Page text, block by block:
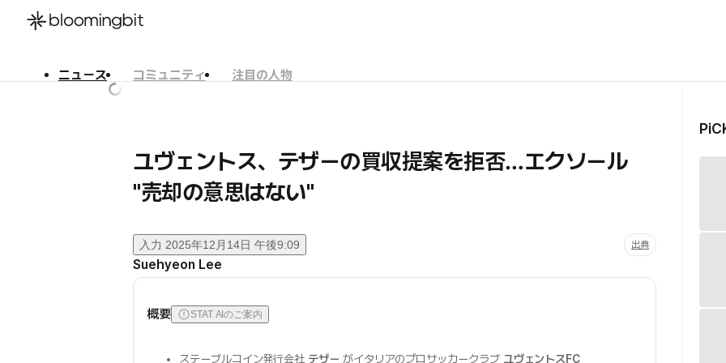
ニュース コミュニティ
注目の人物
ユヴェントス、テザーの買収提案を拒否…エクソール
"売却の意思はない"
入力 2025年12月14日 午後9:09 出典
Suehyeon Lee
概要 STAT AIのご案内
ステーブルコイン発行会社 テザー がイタリアのプロサッカークラブ ユヴェントスFC